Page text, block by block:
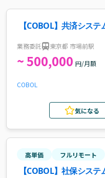
【COBOL】共済シス
業務委託 東京都 市場前駅
~ 500,000 円/月額
COBOL
気になる
高単価 フルリモート
【COBOL】社保シス